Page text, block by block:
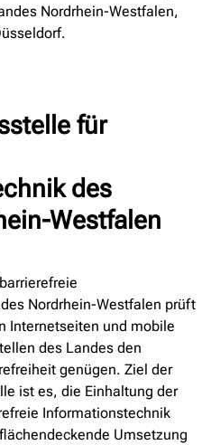
Nordrhein-Westfalen,
für
des
Westfalen
Nordrhein-Westfalen prüft
Internetseiten und mobile
des Landes den
genügen. Ziel der
ist es, die Einhaltung der
Informationstechnik
Umsetzung